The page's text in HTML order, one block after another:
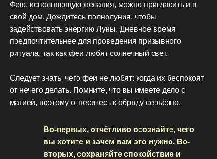
Фею, исполняющую желания, можно пригласить и в
свой дом. Дождитесь полнолуния, чтобы
задействовать энергию Луны. Дневное время
предпочтительнее для проведения призывного
ритуала, так как феи любят солнечный свет.
Следует знать, чего феи не любят: когда их беспокоят
от нечего делать. Помните, что вы имеете дело с
магией, поэтому отнеситесь к обряду серьёзно.
Во-первых, отчётливо осознайте, чего
вы хотите и зачем вам это нужно. Во-
вторых, сохраняйте спокойствие и